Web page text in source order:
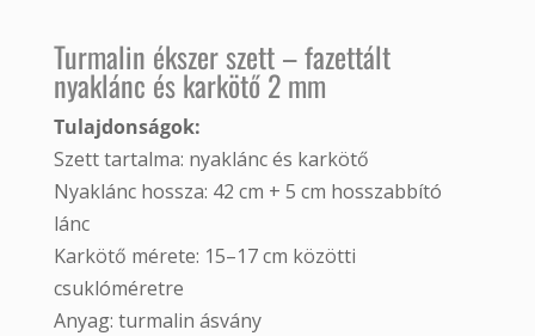
Turmalin ékszer szett – fazettált
nyaklánc és karkötő 2 mm
Tulajdonságok:
Szett tartalma: nyaklánc és karkötő
Nyaklánc hossza: 42 cm + 5 cm hosszabbító
lánc
Karkötő mérete: 15–17 cm közötti
csuklóméretre
Anyag: turmalin ásvány